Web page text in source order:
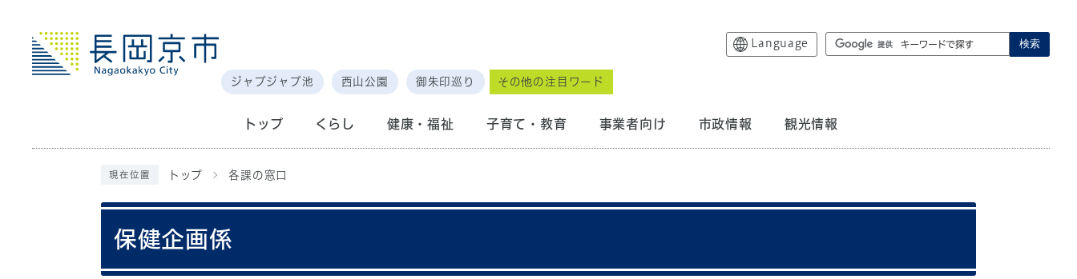
Language 検索
ジャブジャブ池 西山公園 御朱印巡り その他の注目ワード
トップ くらし 健康・福祉 子育て・教育 事業者向け 市政情報 観光情報
現在位置 トップ 各課の窓口
保健企画係